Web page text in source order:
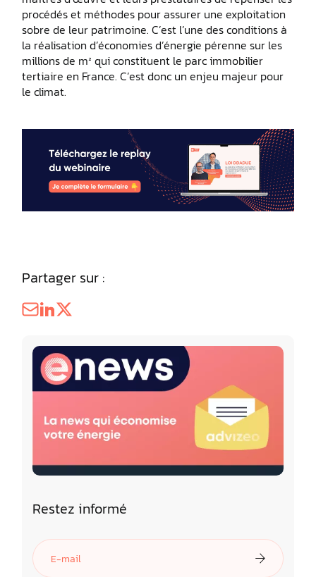
procédés et méthodes pour assurer une exploitation
sobre de leur patrimoine. C’est l’une des conditions à
la réalisation d’économies d’énergie pérenne sur les
millions de m² qui constituent le parc immobilier
tertiaire en France. C’est donc un enjeu majeur pour
le climat.
Partager sur :
Restez informé